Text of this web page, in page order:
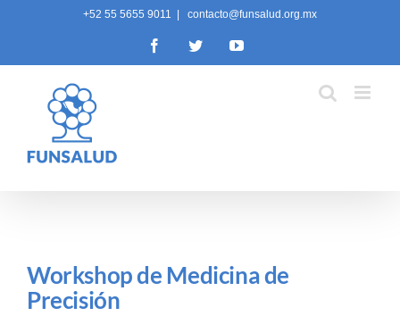
+52 55 5655 9011 contacto@funsalud.org.mx
FacebookTwitterYouTube
Workshop de Medicina de
Precisión